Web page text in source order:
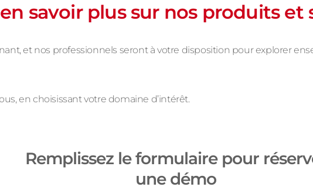
savoir plus sur nos produits et
et nos professionnels seront à votre disposition pour explorer
en choisissant votre domaine d’intérêt.
Remplissez le formulaire pour
une démo